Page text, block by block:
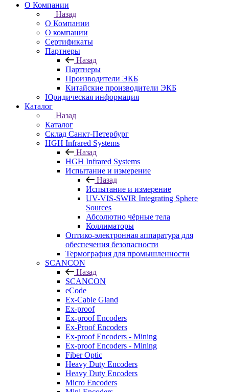
О Компании
Назад
О Компании
О компании
Сертификаты
Партнеры
Назад
Партнеры
Производители ЭКБ
Китайские производители ЭКБ
Юридическая информация
Каталог
Назад
Каталог
Cклад Санкт-Петербург
HGH Infrared Systems
Назад
HGH Infrared Systems
Испытание и измерение
Назад
Испытание и измерение
UV-VIS-SWIR Integrating Sphere
Sources
Абсолютно чёрные тела
Коллиматоры
Оптико-электронная аппаратура для
обеспечения безопасности
Термография для промышленности
SCANCON
Назад
SCANCON
eCode
Ex-Cable Gland
Ex-proof
Ex-proof Encoders
Ex-Proof Encoders
Ex-proof Encoders - Mining
Ex-proof Encoders - Mining
Fiber Optic
Heavy Duty Encoders
Heavy Duty Encoders
Micro Encoders